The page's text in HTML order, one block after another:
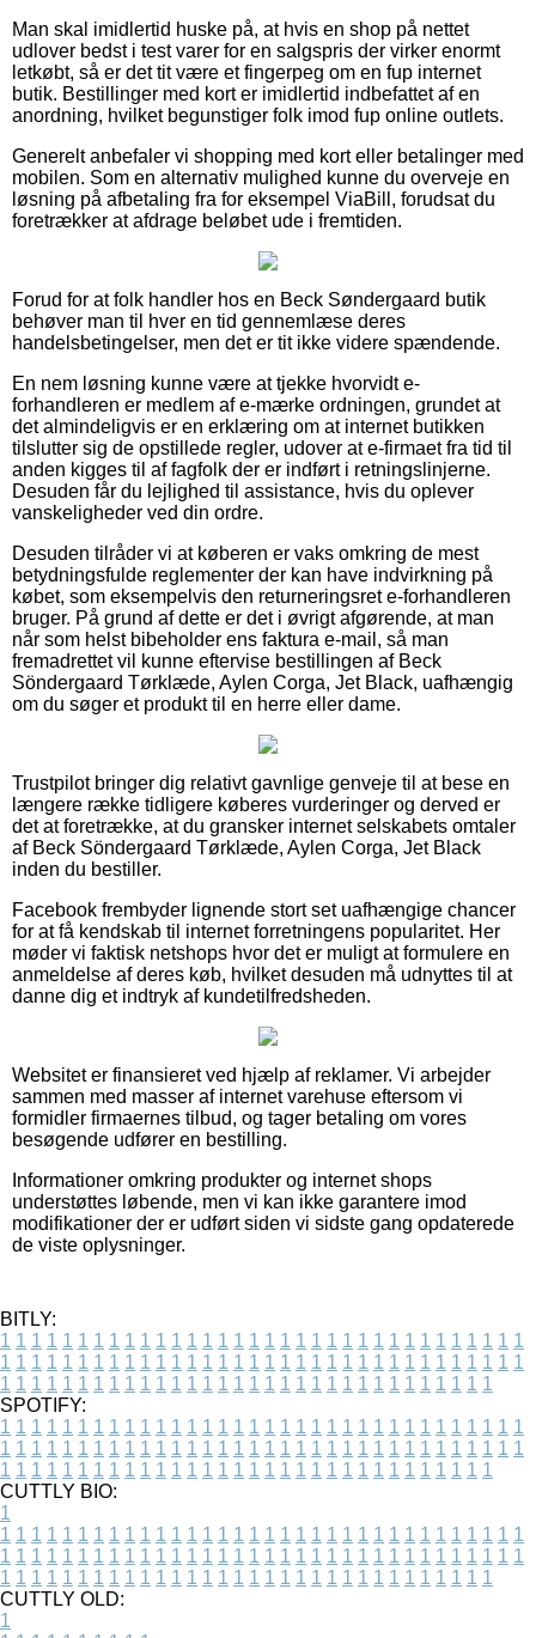
Man skal imidlertid huske på, at hvis en shop på nettet
udlover bedst i test varer for en salgspris der virker enormt
letkøbt, så er det tit være et fingerpeg om en fup internet
butik. Bestillinger med kort er imidlertid indbefattet af en
anordning, hvilket begunstiger folk imod fup online outlets.
Generelt anbefaler vi shopping med kort eller betalinger med
mobilen. Som en alternativ mulighed kunne du overveje en
løsning på afbetaling fra for eksempel ViaBill, forudsat du
foretrækker at afdrage beløbet ude i fremtiden.
Forud for at folk handler hos en Beck Søndergaard butik
behøver man til hver en tid gennemlæse deres
handelsbetingelser, men det er tit ikke videre spændende.
En nem løsning kunne være at tjekke hvorvidt e-
forhandleren er medlem af e-mærke ordningen, grundet at
det almindeligvis er en erklæring om at internet butikken
tilslutter sig de opstillede regler, udover at e-firmaet fra tid til
anden kigges til af fagfolk der er indført i retningslinjerne.
Desuden får du lejlighed til assistance, hvis du oplever
vanskeligheder ved din ordre.
Desuden tilråder vi at køberen er vaks omkring de mest
betydningsfulde reglementer der kan have indvirkning på
købet, som eksempelvis den returneringsret e-forhandleren
bruger. På grund af dette er det i øvrigt afgørende, at man
når som helst bibeholder ens faktura e-mail, så man
fremadrettet vil kunne eftervise bestillingen af Beck
Söndergaard Tørklæde, Aylen Corga, Jet Black, uafhængig
om du søger et produkt til en herre eller dame.
Trustpilot bringer dig relativt gavnlige genveje til at bese en
længere række tidligere køberes vurderinger og derved er
det at foretrække, at du gransker internet selskabets omtaler
af Beck Söndergaard Tørklæde, Aylen Corga, Jet Black
inden du bestiller.
Facebook frembyder lignende stort set uafhængige chancer
for at få kendskab til internet forretningens popularitet. Her
møder vi faktisk netshops hvor det er muligt at formulere en
anmeldelse af deres køb, hvilket desuden må udnyttes til at
danne dig et indtryk af kundetilfredsheden.
Websitet er finansieret ved hjælp af reklamer. Vi arbejder
sammen med masser af internet varehuse eftersom vi
formidler firmaernes tilbud, og tager betaling om vores
besøgende udfører en bestilling.
Informationer omkring produkter og internet shops
understøttes løbende, men vi kan ikke garantere imod
modifikationer der er udført siden vi sidste gang opdaterede
de viste oplysninger.
BITLY:
1 1 1 1 1 1 1 1 1 1 1 1 1 1 1 1 1 1 1 1 1 1 1 1 1 1 1 1 1 1 1 1 1 1
1 1 1 1 1 1 1 1 1 1 1 1 1 1 1 1 1 1 1 1 1 1 1 1 1 1 1 1 1 1 1 1 1 1
1 1 1 1 1 1 1 1 1 1 1 1 1 1 1 1 1 1 1 1 1 1 1 1 1 1 1 1 1 1 1 1
SPOTIFY:
1 1 1 1 1 1 1 1 1 1 1 1 1 1 1 1 1 1 1 1 1 1 1 1 1 1 1 1 1 1 1 1 1 1
1 1 1 1 1 1 1 1 1 1 1 1 1 1 1 1 1 1 1 1 1 1 1 1 1 1 1 1 1 1 1 1 1 1
1 1 1 1 1 1 1 1 1 1 1 1 1 1 1 1 1 1 1 1 1 1 1 1 1 1 1 1 1 1 1 1
CUTTLY BIO:
1
1 1 1 1 1 1 1 1 1 1 1 1 1 1 1 1 1 1 1 1 1 1 1 1 1 1 1 1 1 1 1 1 1 1
1 1 1 1 1 1 1 1 1 1 1 1 1 1 1 1 1 1 1 1 1 1 1 1 1 1 1 1 1 1 1 1 1 1
1 1 1 1 1 1 1 1 1 1 1 1 1 1 1 1 1 1 1 1 1 1 1 1 1 1 1 1 1 1 1 1
CUTTLY OLD:
1